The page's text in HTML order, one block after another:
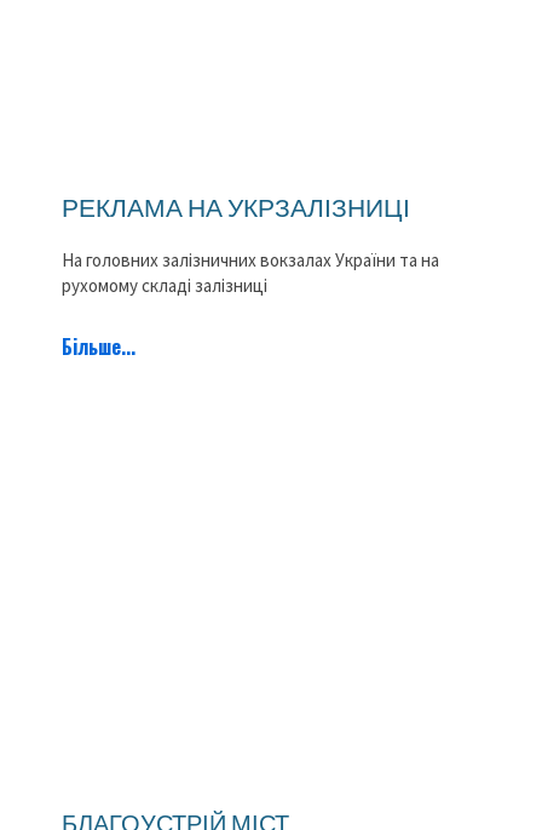
РЕКЛАМА НА УКРЗАЛІЗНИЦІ
На головних залізничних вокзалах України та на
рухомому складі залізниці
Більше...
БЛАГОУСТРІЙ МІСТ